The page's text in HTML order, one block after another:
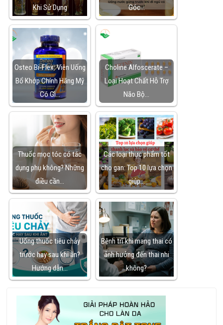
Khi Sử Dụng
Góc…
Osteo Bi-Flex: Viên Uống
Bổ Khớp Chính Hãng Mỹ
Có Gì…
Choline Alfoscerate –
Loại Hoạt Chất Hỗ Trợ
Não Bộ…
Thuốc mọc tóc có tác
dụng phụ không? Những
điều cần…
Các loại thực phẩm tốt
cho gan: Top 10 lựa chọn
giúp…
Uống thuốc tiêu chảy
trước hay sau khi ăn?
Hướng dẫn…
Bệnh trĩ khi mang thai có
ảnh hưởng đến thai nhi
không?